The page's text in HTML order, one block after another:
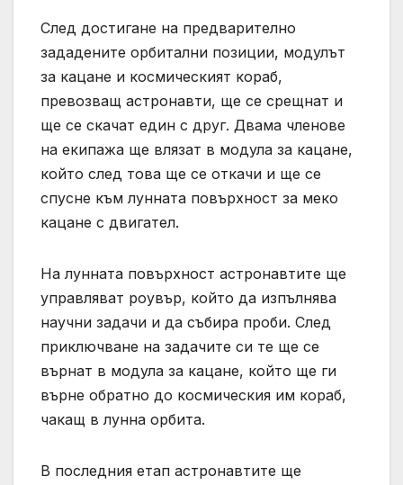
След достигане на предварително
зададените орбитални позиции, модулът
за кацане и космическият кораб,
превозващ астронавти, ще се срещнат и
ще се скачат един с друг. Двама членове
на екипажа ще влязат в модула за кацане,
който след това ще се откачи и ще се
спусне към лунната повърхност за меко
кацане с двигател.
На лунната повърхност астронавтите ще
управляват роувър, който да изпълнява
научни задачи и да събира проби. След
приключване на задачите си те ще се
върнат в модула за кацане, който ще ги
върне обратно до космическия им кораб,
чакащ в лунна орбита.
В последния етап астронавтите ще